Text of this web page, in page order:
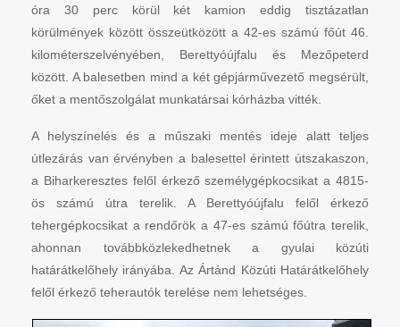
óra 30 perc körül két kamion eddig tisztázatlan
körülmények között összeütközött a 42-es számú főút 46.
kilométerszelvényében, Berettyóújfalu és Mezőpeterd
között. A balesetben mind a két gépjárművezető megsérült,
őket a mentőszolgálat munkatársai kórházba vitték.
A helyszínelés és a műszaki mentés ideje alatt teljes
útlezárás van érvényben a balesettel érintett útszakaszon,
a Biharkeresztes felől érkező személygépkocsikat a 4815-
ös számú útra terelik. A Berettyóújfalu felől érkező
tehergépkocsikat a rendőrök a 47-es számú főútra terelik,
ahonnan továbbközlekedhetnek a gyulai közúti
határátkelőhely irányába. Az Ártánd Közúti Határátkelőhely
felől érkező teherautók terelése nem lehetséges.